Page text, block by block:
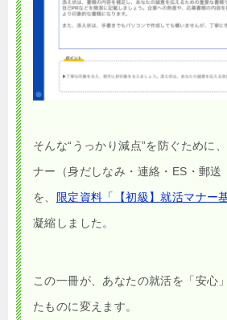
そんな“うっかり減点”を防ぐために
ナー（身だしなみ・連絡・ES・郵送
を、
限定資料「【初級】就活マナー
凝縮しました。
この一冊が、あなたの就活を「安心
たものに変えます。